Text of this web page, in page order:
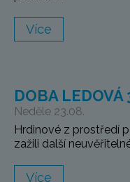
Více
DOBA LEDOVÁ
Neděle 23.08.
Hrdinové z prostředí
zažili další
Více